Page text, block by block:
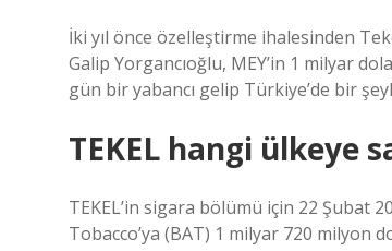
İki yıl önce özelleştirme ihalesinden
Galip Yorgancıoğlu, MEY’in 1 milyar
gün bir yabancı gelip Türkiye’de bir
TEKEL hangi ülkeye
TEKEL’in sigara bölümü için 22 Şubat
Tobacco’ya (BAT) 1 milyar 720 milyon